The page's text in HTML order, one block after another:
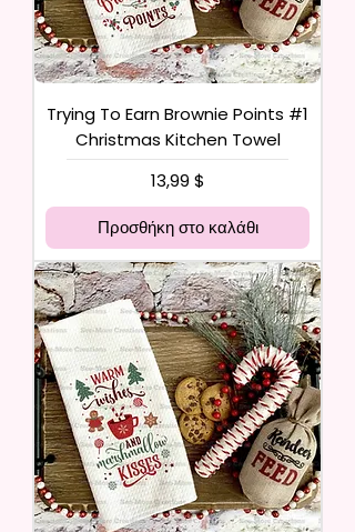
Trying To Earn Brownie Points #1
Christmas Kitchen Towel
Τιμή
13,99 $
Προσθήκη στο καλάθι